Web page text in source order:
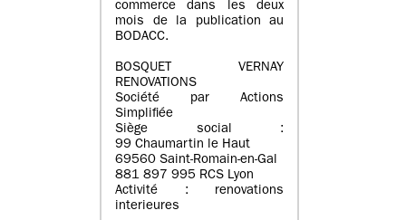
commerce dans les deux
mois de la publication au
BODACC.
BOSQUET VERNAY
RENOVATIONS
Société par Actions
Simplifiée
Siège social :
99 Chaumartin le Haut
69560 Saint-Romain-en-Gal
881 897 995 RCS Lyon
Activité : renovations
interieures